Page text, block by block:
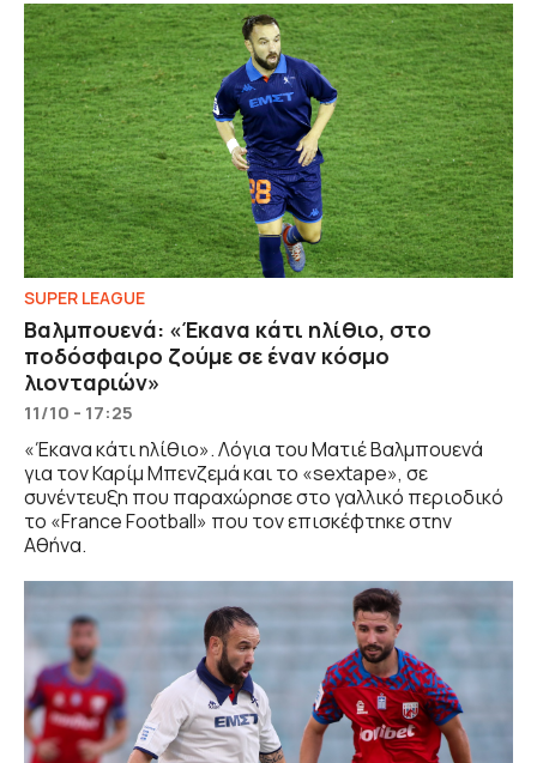
SUPER LEAGUE
Βαλμπουενά: «Έκανα κάτι ηλίθιο, στο
ποδόσφαιρο ζούμε σε έναν κόσμο
λιονταριών»
11/10 - 17:25
«Έκανα κάτι ηλίθιο». Λόγια του Ματιέ Βαλμπουενά
για τον Καρίμ Μπενζεμά και το «sextape», σε
συνέντευξη που παραχώρησε στο γαλλικό περιοδικό
το «France Football» που τον επισκέφτηκε στην
Αθήνα.